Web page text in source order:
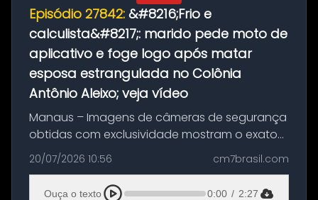
Episódio 27842: &#8216;Frio e
calculista&#8217;: marido pede moto de
aplicativo e foge logo após matar
esposa estrangulada no Colônia
Antônio Aleixo; veja vídeo
Manaus – Imagens de câmeras de segurança
obtidas com exclusividade mostram o exato
momento da fuga do principal suspeito da
morte de Larissa Araújo, de 28 anos. O crime
ocorreu na noite deste último d...
20/07/2026 10:56 cm7brasil.com
Ouça o texto 0:00 / 2:27